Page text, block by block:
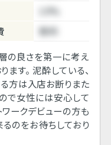
10%
無料
の良さを第一に考え
す。 泥酔している、
方は入店お断りまた
で女性には安心して
ワークデビューの方も
のをお待ちしており